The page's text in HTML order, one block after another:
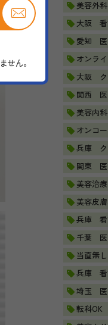
美容外
大阪 看
愛知 医
オンラ
大阪 ク
関西 医
美容内科
オンコ
兵庫 ク
関東 医
美容治療
美容皮
兵庫 看
千葉 医
当直無
兵庫 看
埼玉 医
転科OK
せん。